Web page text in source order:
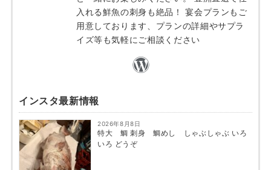
入れる鮮魚の刺身も絶品！ 宴会プランもご
用意しております、プランの詳細やサプラ
イズ等も気軽にご相談ください
インスタ最新情報
2026年8月8日
特大 鯛 刺身 鯛めし しゃぶしゃぶ いろ
いろ どうぞ